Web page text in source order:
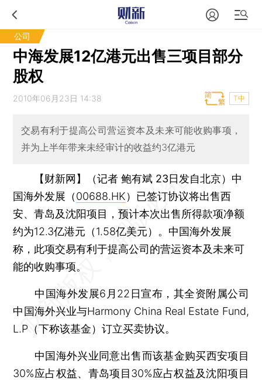
公司
中海发展12亿港元出售三项目部分
股权
2010年06月23日 14:38 T中
交易有利于提高公司营运资本及未来可能收购事项，
并为上半年带来未经审计的收益约3亿港元
【财新网】（记者 鲍有斌 23日发自北京） 中
国海外发展（00688.HK）已签订协议将出售西
安、青岛及沈阳项目，预计本次出售所得款项净额
约为12.3亿港元（1.58亿美元）。中国海外发展
称，此项交易有利于提高公司的营运资本及未来可
能的收购事项。
中国海外发展6月22日宣布，其全资附属公司
中国海外兴业与Harmony China Real Estate Fund,
L.P（下称该基金）订立买卖协议。
中国海外兴业同意出售而该基金购买西安项目
30%应占权益、青岛项目30%应占权益及沈阳项目